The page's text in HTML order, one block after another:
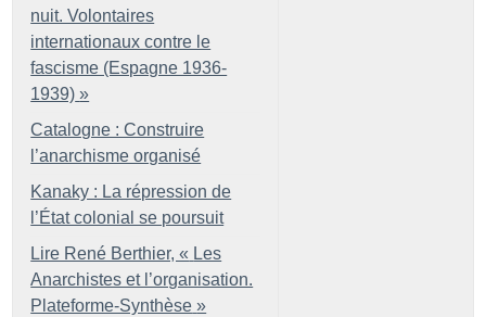
nuit. Volontaires
internationaux contre le
fascisme (Espagne 1936-
1939) »
Catalogne : Construire
l’anarchisme organisé
Kanaky : La répression de
l’État colonial se poursuit
Lire René Berthier, « Les
Anarchistes et l’organisation.
Plateforme-Synthèse »